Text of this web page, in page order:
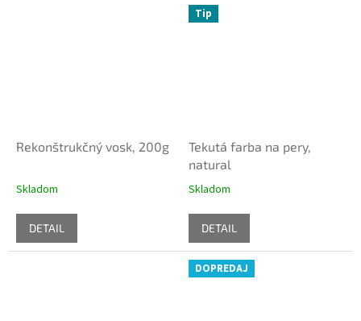
Rekonštrukčný vosk, 200g
Skladom
DETAIL
Tip
Tekutá farba na pery,
natural
Skladom
DETAIL
DOPREDAJ